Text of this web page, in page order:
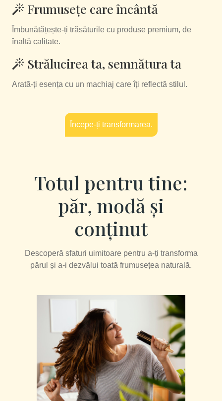
Frumusețe care încântă
Îmbunătățește-ți trăsăturile cu produse premium, de
înaltă calitate.
Strălucirea ta, semnătura ta
Arată-ți esența cu un machiaj care îți reflectă stilul.
Începe-ți transformarea.
Totul pentru tine:
păr, modă și
conținut
Descoperă sfaturi uimitoare pentru a-ți transforma
părul și a-i dezvălui toată frumusețea naturală.